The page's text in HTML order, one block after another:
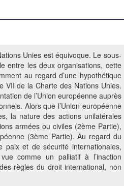
Unies est équivoque. Le sous-
entre les deux organisations, cette
au regard d’une hypothétique
VII de la Charte des Nations Unies.
de l’Union européenne auprès
Alors que l’Union européenne
la nature des actions unilatérales
armées ou civiles (2ème Partie),
(3ème Partie). Au regard du
paix et de sécurité internationales,
comme un palliatif à l’inaction
règles du droit international, non